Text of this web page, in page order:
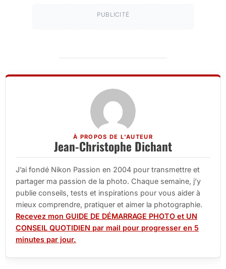
PUBLICITÉ
À PROPOS DE L'AUTEUR
Jean-Christophe Dichant
J’ai fondé Nikon Passion en 2004 pour transmettre et
partager ma passion de la photo. Chaque semaine, j’y
publie conseils, tests et inspirations pour vous aider à
mieux comprendre, pratiquer et aimer la photographie.
Recevez mon GUIDE DE DÉMARRAGE PHOTO et UN
CONSEIL QUOTIDIEN par mail pour progresser en 5
minutes par jour.